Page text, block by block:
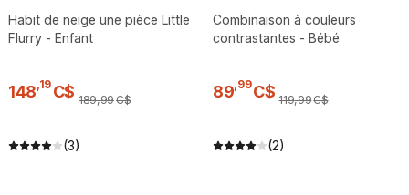
Habit de neige une pièce Little
Flurry - Enfant
148 19 C$ 189,99C$
(3)
Combinaison à couleurs
contrastantes - Bébé
89 99C$ 119,99C$
(2)